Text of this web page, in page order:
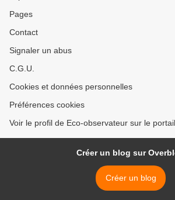
Pages
Contact
Signaler un abus
C.G.U.
Cookies et données personnelles
Préférences cookies
Voir le profil de Eco-observateur sur le
Créer un blog sur
Créer un blog